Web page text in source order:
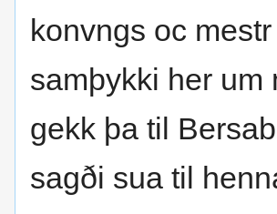
konvngs oc
samþykki her um
gekk þa til
sagði sua til